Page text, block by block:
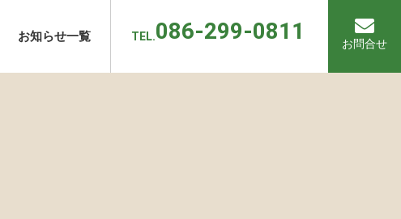
お知らせ一覧 TEL.086-299-0811 お問合せ